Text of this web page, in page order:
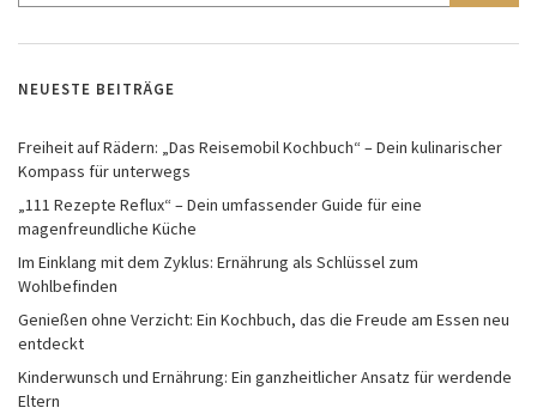
NEUESTE BEITRÄGE
Freiheit auf Rädern: „Das Reisemobil Kochbuch“ – Dein kulinarischer
Kompass für unterwegs
„111 Rezepte Reflux“ – Dein umfassender Guide für eine
magenfreundliche Küche
Im Einklang mit dem Zyklus: Ernährung als Schlüssel zum
Wohlbefinden
Genießen ohne Verzicht: Ein Kochbuch, das die Freude am Essen neu
entdeckt
Kinderwunsch und Ernährung: Ein ganzheitlicher Ansatz für werdende
Eltern